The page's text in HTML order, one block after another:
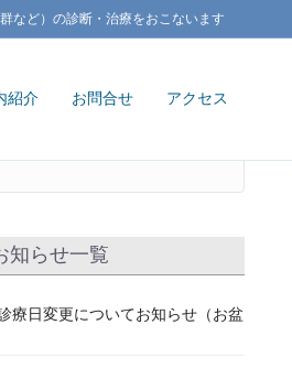
など）の診断・治療をおこないます
紹介 お問合せ アクセス
知らせ一覧
療日変更についてお知らせ（お盆